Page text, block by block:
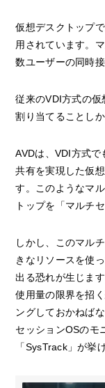
仮想デスクトップ
用されています。
数ユーザーの同時
従来のVDI方式の
割り当てることし
AVDは、VDI方式
共有を実現した仮
す。このようなマ
トップを「マルチ
しかし、このマル
きなリソースを使
出る恐れが生じま
使用量の限界を招
ングしておかねば
セッションOSのモ
「SysTrack」が挙